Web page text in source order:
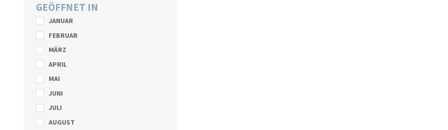
GEÖFFNET IN
JANUAR
FEBRUAR
MÄRZ
APRIL
MAI
JUNI
JULI
AUGUST